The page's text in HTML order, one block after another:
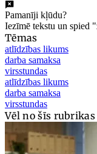
Pamanīji kļūdu?
Iezīmē tekstu un spied
Tēmas
atlīdzības likums
darba samaksa
virsstundas
atlīdzības likums
darba samaksa
virsstundas
Vēl no šīs rubrikas